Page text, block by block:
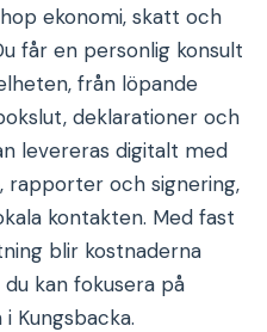
ekonomi, skatt och
får en personlig konsult
från löpande
deklarationer och
levereras digitalt med
rapporter och signering,
kontakten. Med fast
blir kostnaderna
kan fokusera på
Kungsbacka.